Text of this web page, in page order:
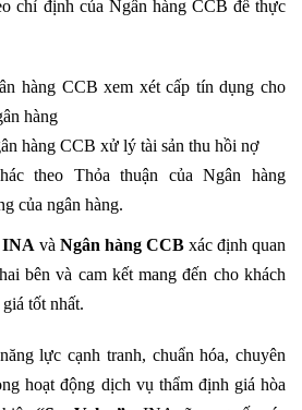
chỉ định của Ngân hàng CCB để thực
hàng CCB xem xét cấp tín dụng cho
hàng
hàng CCB xử lý tài sản thu hồi nợ
theo Thỏa thuận của Ngân hàng
của ngân hàng.
INA và Ngân hàng CCB xác định quan
bên và cam kết mang đến cho khách
tốt nhất.
lực cạnh tranh, chuẩn hóa, chuyên
hoạt động dịch vụ thẩm định giá hòa